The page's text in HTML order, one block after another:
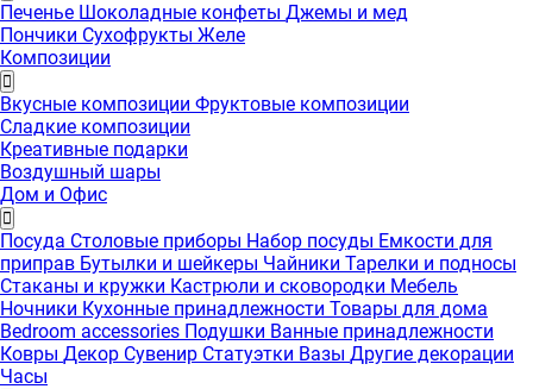
Печенье Шоколадные конфеты Джемы и мед
Пончики Сухофрукты Желе
Композиции
Вкусные композиции Фруктовые композиции
Сладкие композиции
Креативные подарки
Воздушный шары
Дом и Офис
Посуда Столовые приборы Набор посуды Емкости для
приправ Бутылки и шейкеры Чайники Тарелки и подносы
Стаканы и кружки Кастрюли и сковородки Мебель
Ночники Кухонные принадлежности Товары для дома
Bedroom accessories Подушки Ванные принадлежности
Ковры Декор Сувенир Статуэтки Вазы Другие декорации
Часы